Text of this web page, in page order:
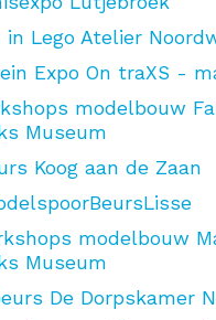
in Lego Atelier
Expo On traXS -
modelbouw
Museum
Koog aan de Zaan
modelbouw
Museum
De Dorpskamer